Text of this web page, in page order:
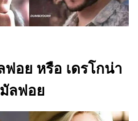
ฟอย หรือ เดรโกน่า
ลฟอย